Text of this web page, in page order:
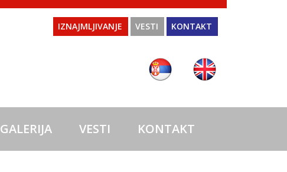
IZNAJMLJIVANJE VESTI KONTAKT
GALERIJA VESTI KONTAKT